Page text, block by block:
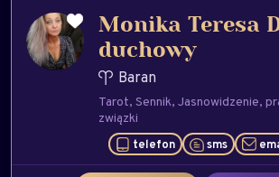
Monika Teresa
duchowy
Baran
Tarot Sennik Jasnowidzenie
związki
telefon sms